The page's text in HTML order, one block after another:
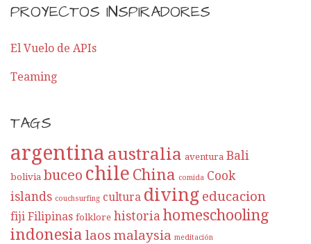
n
t
r
a
d
a
PROYECTOS INSPIRADORES
El Vuelo de APIs
Teaming
TAGS
argentina australia aventura Bali
bolivia buceo chile China comida Cook
islands couchsurfing cultura diving educacion
fiji Filipinas folklore historia homeschooling
indonesia laos malaysia meditación